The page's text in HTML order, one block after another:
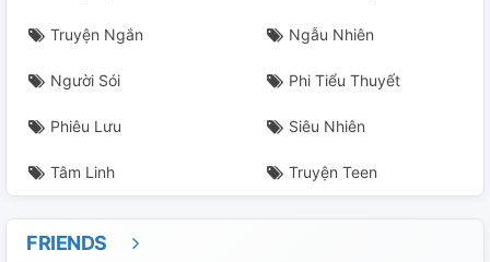
Truyện Ngắn Ngẫu Nhiên
Người Sói Phi Tiểu Thuyết
Phiêu Lưu Siêu Nhiên
Tâm Linh Truyện Teen
FRIENDS